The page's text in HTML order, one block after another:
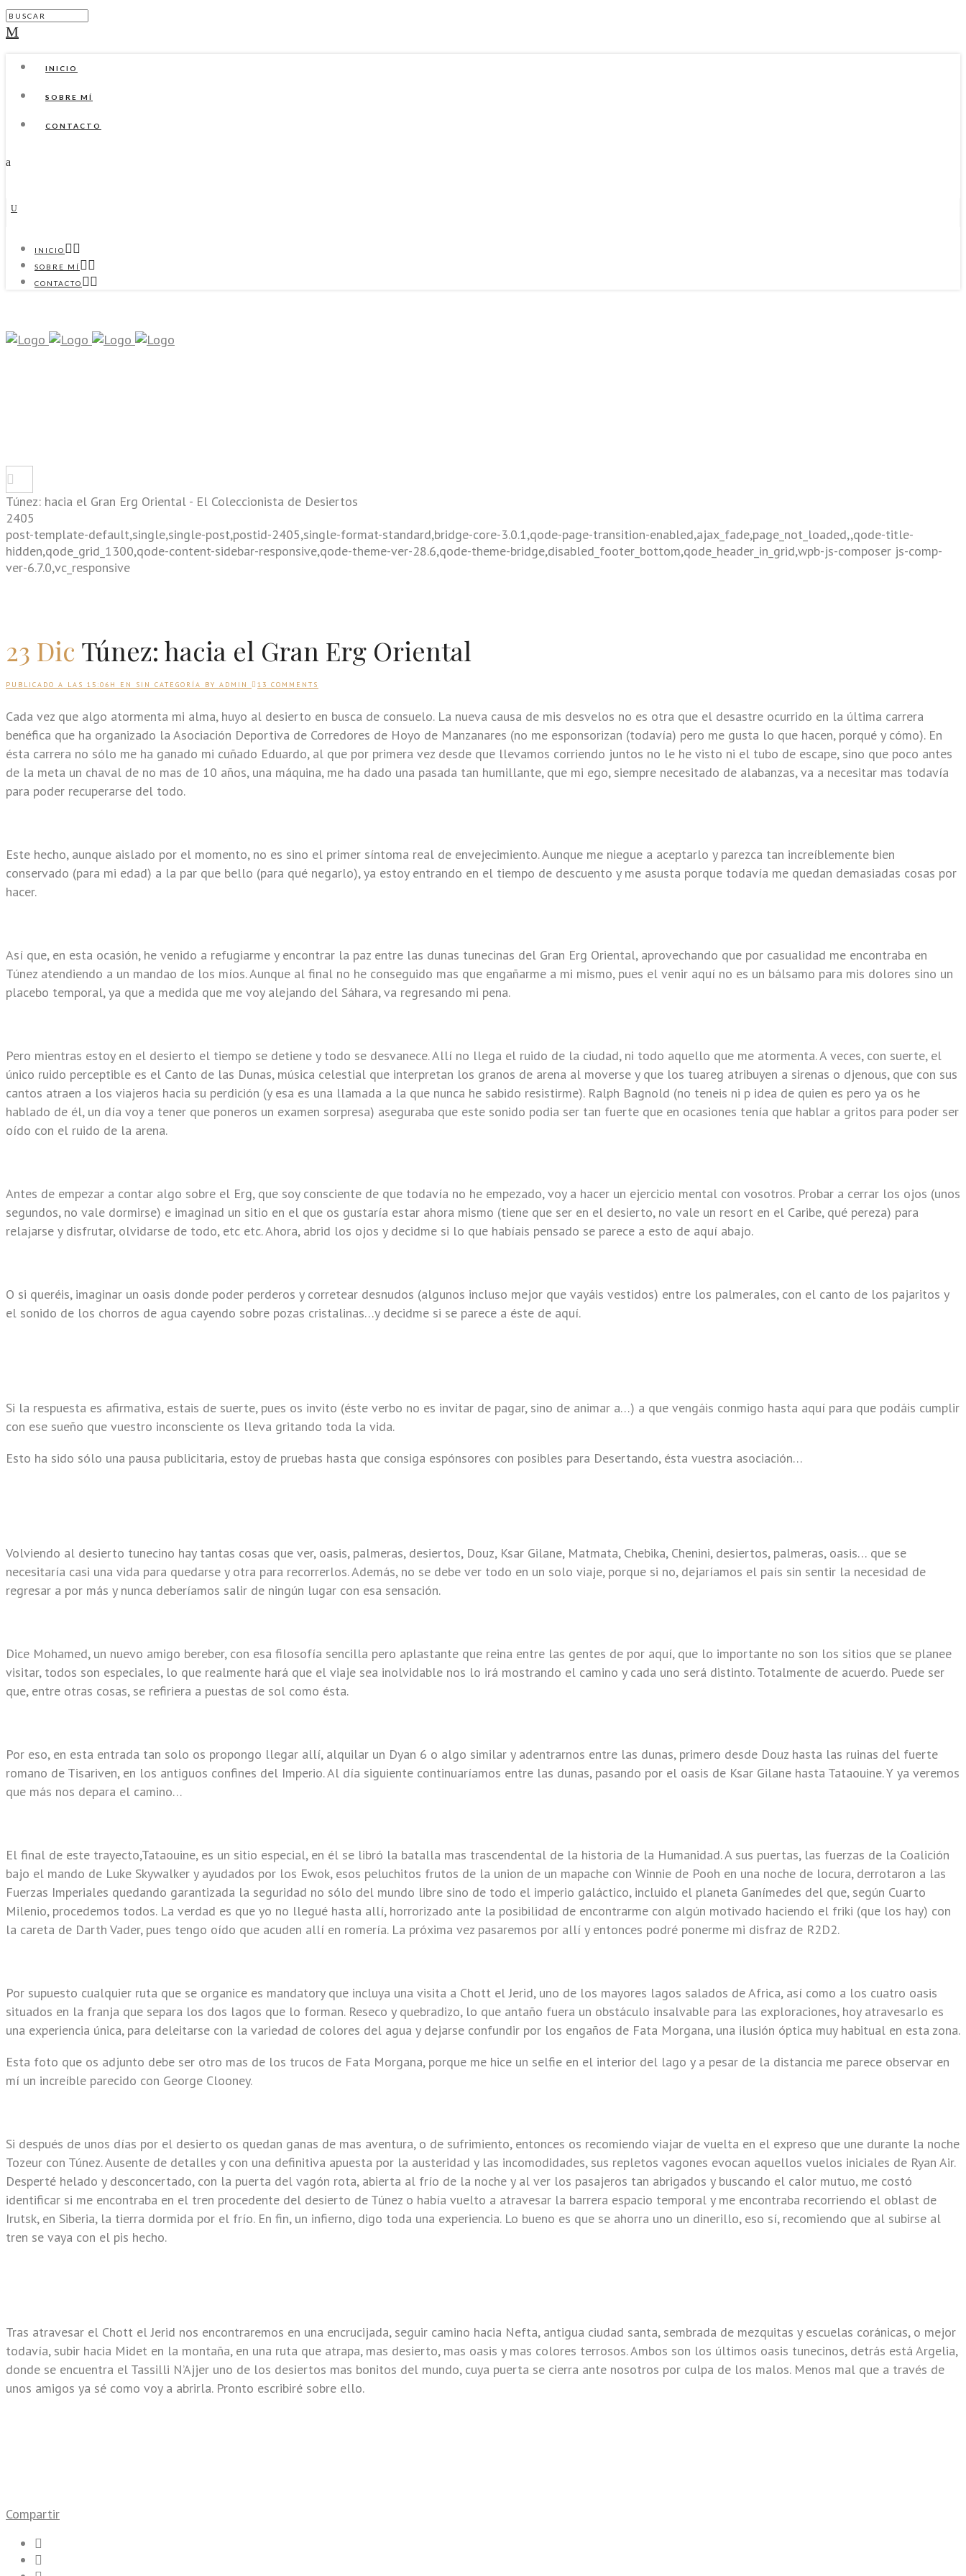
INICIO
SOBRE MÍ
CONTACTO
INICIO
SOBRE MÍ
CONTACTO
Túnez: hacia el Gran Erg Oriental - El Coleccionista de Desiertos
2405
post-template-default,single,single-post,postid-2405,single-format-standard,bridge-core-3.0.1,qode-page-transition-enabled,ajax_fade,page_not_loaded,,qode-title-
hidden,qode_grid_1300,qode-content-sidebar-responsive,qode-theme-ver-28.6,qode-theme-bridge,disabled_footer_bottom,qode_header_in_grid,wpb-js-composer js-comp-
ver-6.7.0,vc_responsive
23 Dic Túnez: hacia el Gran Erg Oriental
PUBLICADO A LAS 15:06H EN SIN CATEGORÍA BY ADMIN 13 COMMENTS
Cada vez que algo atormenta mi alma, huyo al desierto en busca de consuelo. La nueva causa de mis desvelos no es otra que el desastre ocurrido en la última carrera
benéfica que ha organizado la Asociación Deportiva de Corredores de Hoyo de Manzanares (no me esponsorizan (todavía) pero me gusta lo que hacen, porqué y cómo). En
ésta carrera no sólo me ha ganado mi cuñado Eduardo, al que por primera vez desde que llevamos corriendo juntos no le he visto ni el tubo de escape, sino que poco antes
de la meta un chaval de no mas de 10 años, una máquina, me ha dado una pasada tan humillante, que mi ego, siempre necesitado de alabanzas, va a necesitar mas todavía
para poder recuperarse del todo.
Este hecho, aunque aislado por el momento, no es sino el primer síntoma real de envejecimiento. Aunque me niegue a aceptarlo y parezca tan increíblemente bien
conservado (para mi edad) a la par que bello (para qué negarlo), ya estoy entrando en el tiempo de descuento y me asusta porque todavía me quedan demasiadas cosas por
hacer.
Así que, en esta ocasión, he venido a refugiarme y encontrar la paz entre las dunas tunecinas del Gran Erg Oriental, aprovechando que por casualidad me encontraba en
Túnez atendiendo a un mandao de los míos. Aunque al final no he conseguido mas que engañarme a mi mismo, pues el venir aquí no es un bálsamo para mis dolores sino un
placebo temporal, ya que a medida que me voy alejando del Sáhara, va regresando mi pena.
Pero mientras estoy en el desierto el tiempo se detiene y todo se desvanece. Allí no llega el ruido de la ciudad, ni todo aquello que me atormenta. A veces, con suerte, el
único ruido perceptible es el Canto de las Dunas, música celestial que interpretan los granos de arena al moverse y que los tuareg atribuyen a sirenas o djenous, que con sus
cantos atraen a los viajeros hacia su perdición (y esa es una llamada a la que nunca he sabido resistirme). Ralph Bagnold (no teneis ni p idea de quien es pero ya os he
hablado de él, un día voy a tener que poneros un examen sorpresa) aseguraba que este sonido podia ser tan fuerte que en ocasiones tenía que hablar a gritos para poder ser
oído con el ruido de la arena.
Antes de empezar a contar algo sobre el Erg, que soy consciente de que todavía no he empezado, voy a hacer un ejercicio mental con vosotros. Probar a cerrar los ojos (unos
segundos, no vale dormirse) e imaginad un sitio en el que os gustaría estar ahora mismo (tiene que ser en el desierto, no vale un resort en el Caribe, qué pereza) para
relajarse y disfrutar, olvidarse de todo, etc etc. Ahora, abrid los ojos y decidme si lo que habíais pensado se parece a esto de aquí abajo.
O si queréis, imaginar un oasis donde poder perderos y corretear desnudos (algunos incluso mejor que vayáis vestidos) entre los palmerales, con el canto de los pajaritos y
el sonido de los chorros de agua cayendo sobre pozas cristalinas…y decidme si se parece a éste de aquí.
Si la respuesta es afirmativa, estais de suerte, pues os invito (éste verbo no es invitar de pagar, sino de animar a…) a que vengáis conmigo hasta aquí para que podáis cumplir
con ese sueño que vuestro inconsciente os lleva gritando toda la vida.
Esto ha sido sólo una pausa publicitaria, estoy de pruebas hasta que consiga espónsores con posibles para Desertando, ésta vuestra asociación…
Volviendo al desierto tunecino hay tantas cosas que ver, oasis, palmeras, desiertos, Douz, Ksar Gilane, Matmata, Chebika, Chenini, desiertos, palmeras, oasis… que se
necesitaría casi una vida para quedarse y otra para recorrerlos. Además, no se debe ver todo en un solo viaje, porque si no, dejaríamos el país sin sentir la necesidad de
regresar a por más y nunca deberíamos salir de ningún lugar con esa sensación.
Dice Mohamed, un nuevo amigo bereber, con esa filosofía sencilla pero aplastante que reina entre las gentes de por aquí, que lo importante no son los sitios que se planee
visitar, todos son especiales, lo que realmente hará que el viaje sea inolvidable nos lo irá mostrando el camino y cada uno será distinto. Totalmente de acuerdo. Puede ser
que, entre otras cosas, se refiriera a puestas de sol como ésta.
Por eso, en esta entrada tan solo os propongo llegar allí, alquilar un Dyan 6 o algo similar y adentrarnos entre las dunas, primero desde Douz hasta las ruinas del fuerte
romano de Tisariven, en los antiguos confines del Imperio. Al día siguiente continuaríamos entre las dunas, pasando por el oasis de Ksar Gilane hasta Tataouine. Y ya veremos
que más nos depara el camino…
El final de este trayecto,Tataouine, es un sitio especial, en él se libró la batalla mas trascendental de la historia de la Humanidad. A sus puertas, las fuerzas de la Coalición
bajo el mando de Luke Skywalker y ayudados por los Ewok, esos peluchitos frutos de la union de un mapache con Winnie de Pooh en una noche de locura, derrotaron a las
Fuerzas Imperiales quedando garantizada la seguridad no sólo del mundo libre sino de todo el imperio galáctico, incluido el planeta Ganímedes del que, según Cuarto
Milenio, procedemos todos. La verdad es que yo no llegué hasta allí, horrorizado ante la posibilidad de encontrarme con algún motivado haciendo el friki (que los hay) con
la careta de Darth Vader, pues tengo oído que acuden allí en romería. La próxima vez pasaremos por allí y entonces podré ponerme mi disfraz de R2D2.
Por supuesto cualquier ruta que se organice es mandatory que incluya una visita a Chott el Jerid, uno de los mayores lagos salados de Africa, así como a los cuatro oasis
situados en la franja que separa los dos lagos que lo forman. Reseco y quebradizo, lo que antaño fuera un obstáculo insalvable para las exploraciones, hoy atravesarlo es
una experiencia única, para deleitarse con la variedad de colores del agua y dejarse confundir por los engaños de Fata Morgana, una ilusión óptica muy habitual en esta zona.
Esta foto que os adjunto debe ser otro mas de los trucos de Fata Morgana, porque me hice un selfie en el interior del lago y a pesar de la distancia me parece observar en
mí un increíble parecido con George Clooney.
Si después de unos días por el desierto os quedan ganas de mas aventura, o de sufrimiento, entonces os recomiendo viajar de vuelta en el expreso que une durante la noche
Tozeur con Túnez. Ausente de detalles y con una definitiva apuesta por la austeridad y las incomodidades, sus repletos vagones evocan aquellos vuelos iniciales de Ryan Air.
Desperté helado y desconcertado, con la puerta del vagón rota, abierta al frío de la noche y al ver los pasajeros tan abrigados y buscando el calor mutuo, me costó
identificar si me encontraba en el tren procedente del desierto de Túnez o había vuelto a atravesar la barrera espacio temporal y me encontraba recorriendo el oblast de
Irutsk, en Siberia, la tierra dormida por el frío. En fin, un infierno, digo toda una experiencia. Lo bueno es que se ahorra uno un dinerillo, eso sí, recomiendo que al subirse al
tren se vaya con el pis hecho.
Tras atravesar el Chott el Jerid nos encontraremos en una encrucijada, seguir camino hacia Nefta, antigua ciudad santa, sembrada de mezquitas y escuelas coránicas, o mejor
todavía, subir hacia Midet en la montaña, en una ruta que atrapa, mas desierto, mas oasis y mas colores terrosos. Ambos son los últimos oasis tunecinos, detrás está Argelia,
donde se encuentra el Tassilli N’Ajjer uno de los desiertos mas bonitos del mundo, cuya puerta se cierra ante nosotros por culpa de los malos. Menos mal que a través de
unos amigos ya sé como voy a abrirla. Pronto escribiré sobre ello.
Compartir